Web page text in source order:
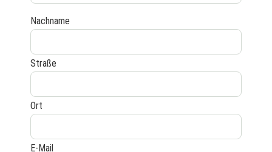
Nachname
Straße
Ort
E-Mail